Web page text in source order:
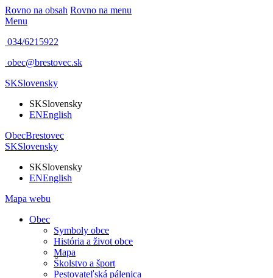
Rovno na obsah Rovno na menu
Menu
034/6215922
obec@brestovec.sk
SKSlovensky
SKSlovensky
ENEnglish
ObecBrestovec
SKSlovensky
SKSlovensky
ENEnglish
Mapa webu
Obec
Symboly obce
História a život obce
Mapa
Školstvo a šport
Pestovateľská pálenica